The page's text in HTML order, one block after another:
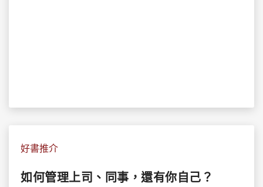
好書推介
如何管理上司、同事，還有你自己？